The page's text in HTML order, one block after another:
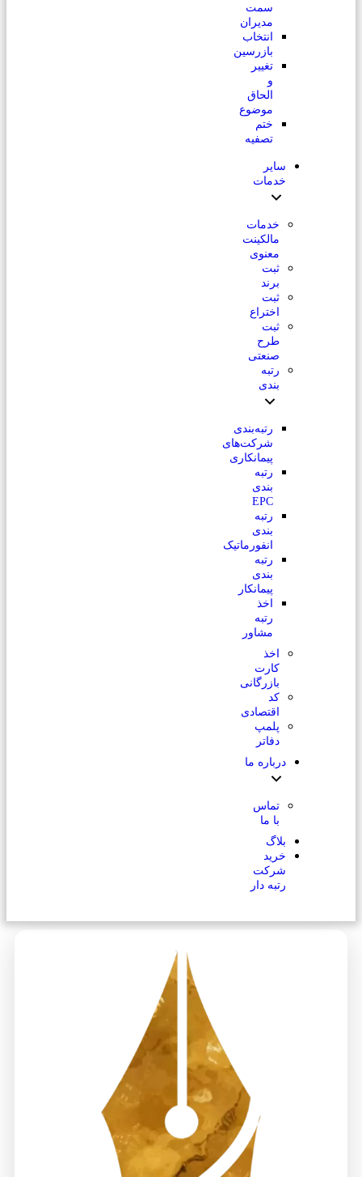
سمت
مدیران
انتخاب
بازرسین
تغییر
و
الحاق
موضوع
ختم
تصفیه
سایر
خدمات
خدمات
مالکینت
معنوی
ثبت
برند
ثبت
اختراع
ثبت
طرح
صنعتی
رتبه
بندی
رتبه‌بندی
شرکت‌های
پیمانکاری
رتبه
بندی
EPC
رتبه
بندی
انفورماتیک
رتبه
بندی
پیمانکار
اخذ
رتبه
مشاور
اخذ
کارت
بازرگانی
کد
اقتصادی
پلمپ
دفاتر
درباره ما
تماس
با ما
بلاگ
خرید
شرکت
رتبه دار